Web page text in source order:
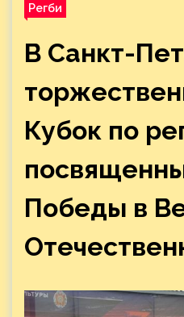
Регби
В Санкт-
Кубок по
Победы в